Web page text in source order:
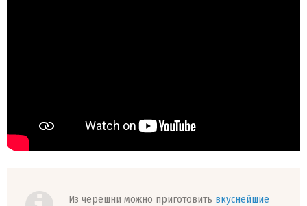
Из черешни можно приготовить вкуснейшие